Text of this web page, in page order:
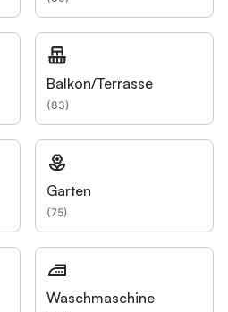
Balkon/Terrasse
(83)
Garten
(75)
Waschmaschine